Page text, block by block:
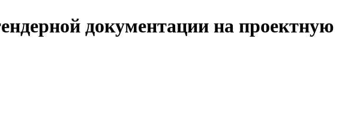
документации на проектную